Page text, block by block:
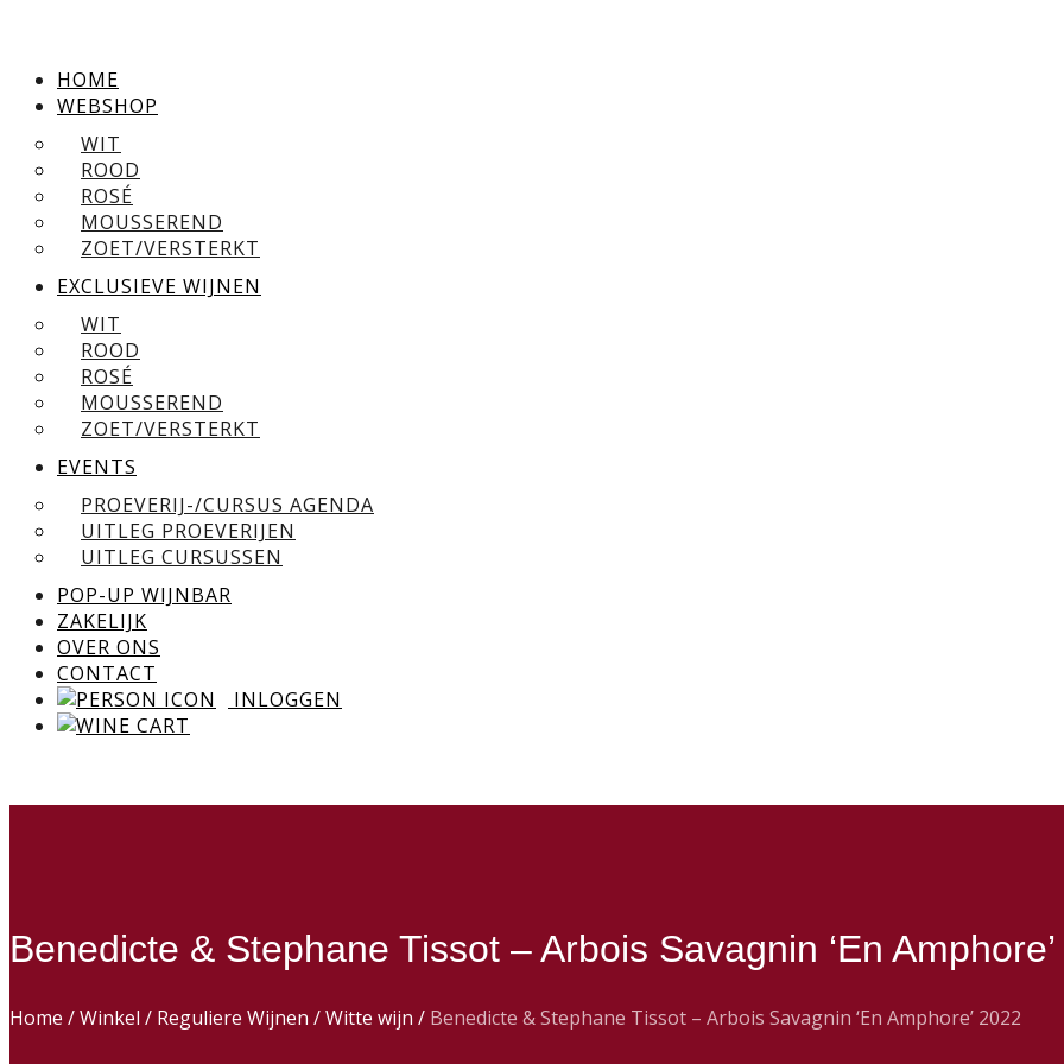
HOME
WEBSHOP
WIT
ROOD
ROSÉ
MOUSSEREND
ZOET/VERSTERKT
EXCLUSIEVE WIJNEN
WIT
ROOD
ROSÉ
MOUSSEREND
ZOET/VERSTERKT
EVENTS
PROEVERIJ-/CURSUS AGENDA
UITLEG PROEVERIJEN
UITLEG CURSUSSEN
POP-UP WIJNBAR
ZAKELIJK
OVER ONS
CONTACT
INLOGGEN
Benedicte & Stephane Tissot – Arbois Savagnin ‘En
Home /Winkel / Reguliere Wijnen /Witte wijn / Benedicte & Stephane Tissot – Arbois Savagnin ‘En Amphore’ 2022